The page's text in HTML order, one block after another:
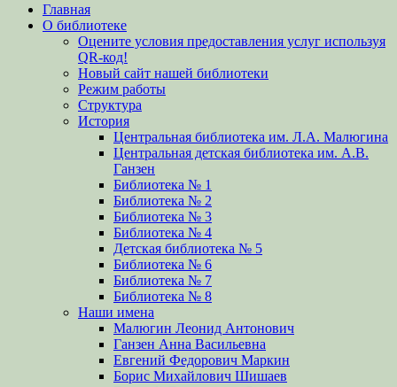
вверх
Главная
О библиотеке
Оцените условия предоставления услуг используя
QR-код!
Новый сайт нашей библиотеки
Режим работы
Структура
История
Центральная библиотека им. Л.А. Малюгина
Центральная детская библиотека им. А.В.
Ганзен
Библиотека № 1
Библиотека № 2
Библиотека № 3
Библиотека № 4
Детская библиотека № 5
Библиотека № 6
Библиотека № 7
Библиотека № 8
Наши имена
Малюгин Леонид Антонович
Ганзен Анна Васильевна
Евгений Федорович Маркин
Борис Михайлович Шишаев